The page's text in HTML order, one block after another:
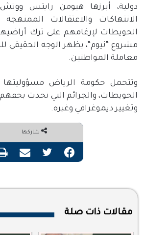
دولية، أبرزها هيومن رايتس
الانتهاكات والاعتقالات
الحويطات لإرغامهم على ترك
مشروع“ نيوم ، يظهر الوجه الحقيقي
معاملة المواطنين.
وتتحمل حكومة الرياض مسؤوليتها
الحويطات، والجرائم التي تحدث
وتغيير ديموغرافي وغيره.
شاركها
فيسبوك تويتر مشاركة عبر البريد
مقالات ذات صلة